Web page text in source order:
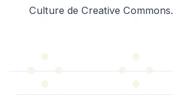
Culture de Creative Commons.